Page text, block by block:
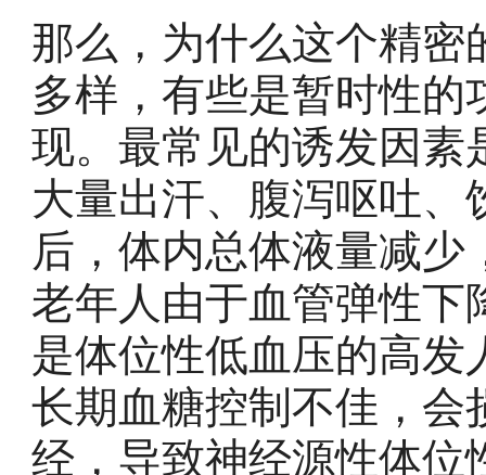
那么，为什么这个精
多样，有些是暂时性
现。最常见的诱发因
大量出汗、腹泻呕吐
后，体内总体液量减
老年人由于血管弹性
是体位性低血压的高
长期血糖控制不佳，
经，导致神经源性体